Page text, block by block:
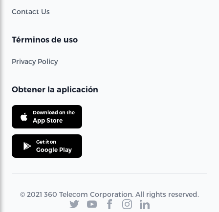
Contact Us
Términos de uso
Privacy Policy
Obtener la aplicación
Download on the
App Store
Get it on
Google Play
© 2021 360 Telecom Corporation. All rights reserved.